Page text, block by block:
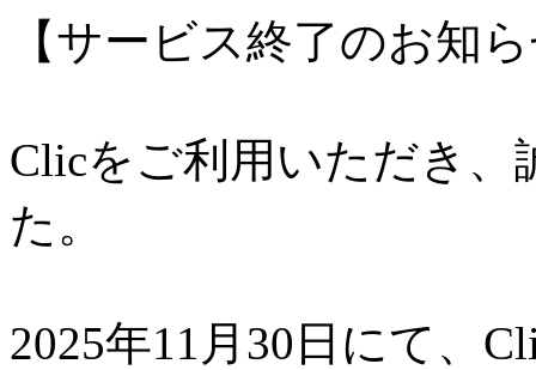
【サービス終了のお知
Clicをご利用いただき
た。
2025年11月30日にて、